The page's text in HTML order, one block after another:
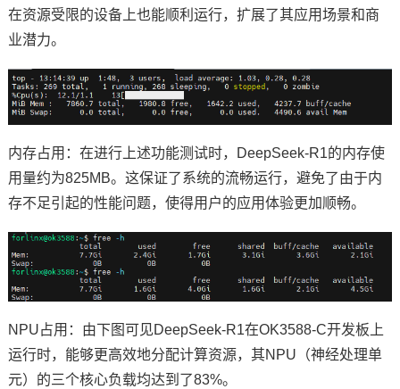
在资源受限的设备上也能顺利运行，扩展了其应用场景和商
业潜力。
内存占用：在进行上述功能测试时，DeepSeek-R1的内存使
用量约为825MB。这保证了系统的流畅运行，避免了由于内
存不足引起的性能问题，使得用户的应用体验更加顺畅。
NPU占用：由下图可见DeepSeek-R1在OK3588-C开发板上
运行时，能够更高效地分配计算资源，其NPU（神经处理单
元）的三个核心负载均达到了83%。